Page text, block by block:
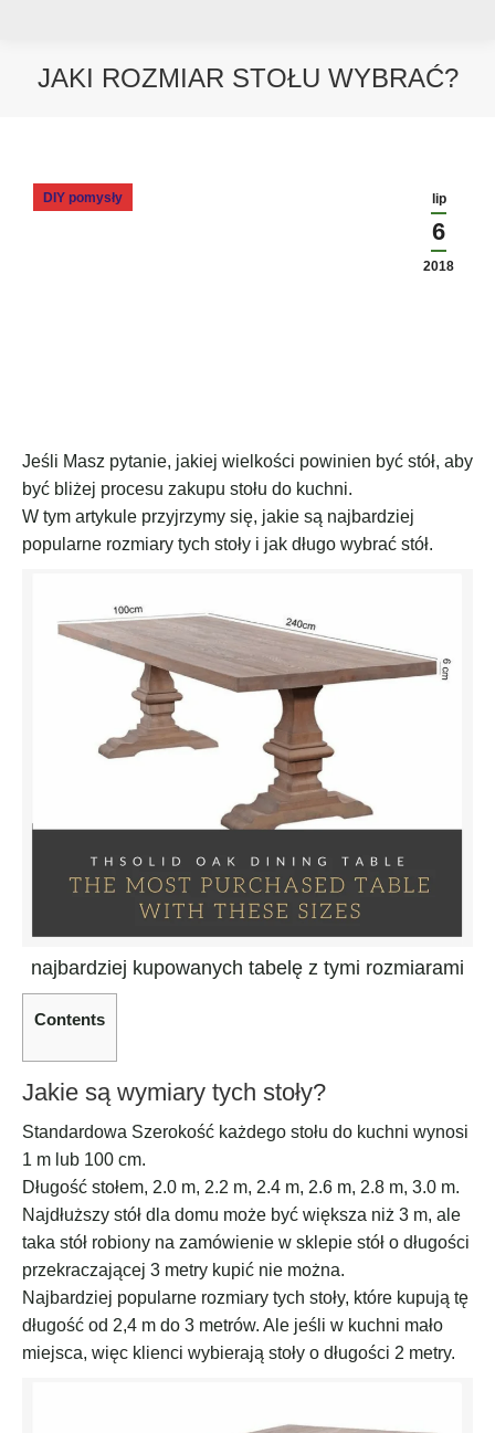
JAKI ROZMIAR STOŁU WYBRAĆ?
lip
6
2018
DIY pomysły
Jeśli Masz pytanie, jakiej wielkości powinien być stół, aby
być bliżej procesu zakupu stołu do kuchni.
W tym artykule przyjrzymy się, jakie są najbardziej
popularne rozmiary tych stoły i jak długo wybrać stół.
najbardziej kupowanych tabelę z tymi rozmiarami
Contents
Jakie są wymiary tych stoły?
Standardowa Szerokość każdego stołu do kuchni wynosi
1 m lub 100 cm.
Długość stołem, 2.0 m, 2.2 m, 2.4 m, 2.6 m, 2.8 m, 3.0 m.
Najdłuższy stół dla domu może być większa niż 3 m, ale
taka stół robiony na zamówienie w sklepie stół o długości
przekraczającej 3 metry kupić nie można.
Najbardziej popularne rozmiary tych stoły, które kupują tę
długość od 2,4 m do 3 metrów. Ale jeśli w kuchni mało
miejsca, więc klienci wybierają stoły o długości 2 metry.